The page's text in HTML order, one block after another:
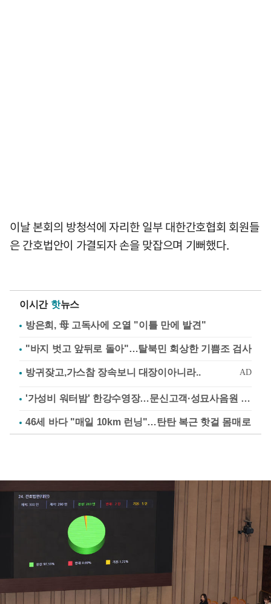
이날 본회의 방청석에 자리한 일부 대한간호협회 회원들
은 간호법안이 가결되자 손을 맞잡으며 기뻐했다.
이시간 핫뉴스
방은희, 母 고독사에 오열 "이틀 만에 발견"
"바지 벗고 앞뒤로 돌아"…탈북민 회상한 기쁨조 검사
'가성비 워터밤' 한강수영장…문신고객·성묘사음원 민원
46세 바다 "매일 10km 런닝"…탄탄 복근 핫걸 몸매로